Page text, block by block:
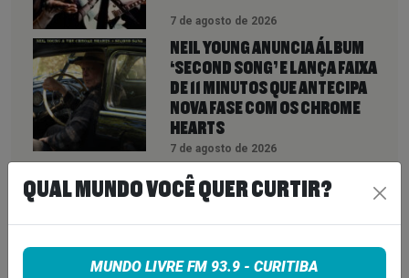
7 de agosto de 2026
NEIL YOUNG ANUNCIA ÁLBUM
‘SECOND SONG’ E LANÇA FAIXA
DE 11 MINUTOS QUE ANTECIPA
NOVA FASE COM OS CHROME
HEARTS
7 de agosto de 2026
PETER KATSIS, EMPRESÁRIO DO
KORN, LIMP BIZKIT E SMASHING
7 de agosto de 2026
QUAL MUNDO VOCÊ QUER CURTIR?
MUNDO LIVRE FM 93.9 - CURITIBA